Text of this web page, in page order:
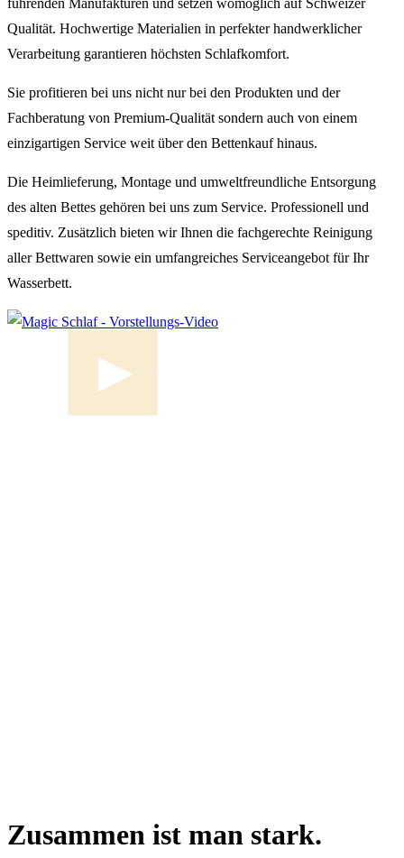
Seit 2004 bei Magic Schlaf und Firmeninhaber seit 2016.
Das wir jedem Kunden seine auf Ihn angepasste Schlaflösungen
anbieten können. Unter dem Motto: Unsere Beratung, so
wie Sie.
persönliches Lieblingsbett:
Wasserbett
Qualität. Hochwertige Materialien in perfekter handwerklicher
Verarbeitung garantieren höchsten Schlafkomfort.
Sie profitieren bei uns nicht nur bei den Produkten und der
Fachberatung von Premium-Qualität sondern auch von einem
einzigartigen Service weit über den Bettenkauf hinaus.
Die Heimlieferung, Montage und umweltfreundliche Entsorgung
des alten Bettes gehören bei uns zum Service. Professionell und
speditiv. Zusätzlich bieten wir Ihnen die fachgerechte Reinigung
aller Bettwaren sowie ein umfangreiches Serviceangebot für Ihr
Wasserbett.
▶
Zusammen ist man stark.